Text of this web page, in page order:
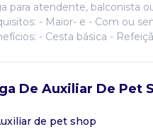
para atendente, balconista
- Maior- e - Com ou
- Cesta básica -
De Auxiliar De Pet
de pet shop